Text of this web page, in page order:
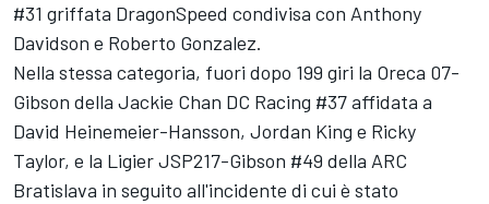
#31 griffata DragonSpeed condivisa con Anthony
Davidson e Roberto Gonzalez.
Nella stessa categoria, fuori dopo 199 giri la Oreca 07-
Gibson della Jackie Chan DC Racing #37 affidata a
David Heinemeier-Hansson, Jordan King e Ricky
Taylor, e la Ligier JSP217-Gibson #49 della ARC
Bratislava in seguito all'incidente di cui è stato